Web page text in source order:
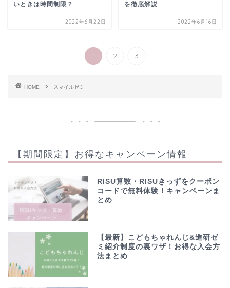
いときは時間制限？
2022年6月22日
を徹底解説
2022年6月16日
1 2 3
HOME スマイルゼミ
【期間限定】お得なキャンペーン情報
RISU算数・RISUきっずをクーポン
コードで無料体験！キャンペーンま
とめ
【最新】こどもちゃれんじ&進研ゼ
ミ紹介制度の裏ワザ！お得な入会方
法まとめ